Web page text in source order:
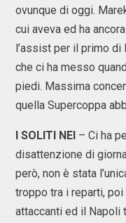
ovunque di oggi.
cui aveva ed ha
l’assist per il primo di
che ci ha messo
piedi. Massima
quella Supercoppa
I SOLITI NEI – Ci ha
disattenzione di
però, non è stata
troppo tra i reparti,
attaccanti ed il Napoli